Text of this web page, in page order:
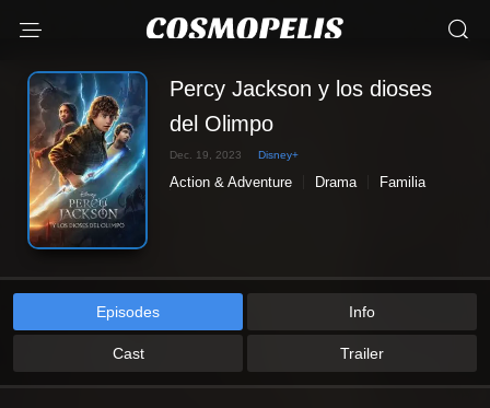
Percy Jackson y los dioses
del Olimpo
Dec. 19, 2023 Disney+
Action & Adventure Drama
Familia
Episodes Info
Cast Trailer